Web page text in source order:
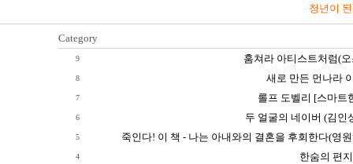
청년이
Category
9 훔쳐라 아티스트처럼(
8 새로 만든 먼나라
7 롤프 도벨리 [스마트
6 두 얼굴의 네이버 (김인
5 죽인다! 이 책 - 나는 아내와의 결혼을 후회한다(영
4 한숨의 편지